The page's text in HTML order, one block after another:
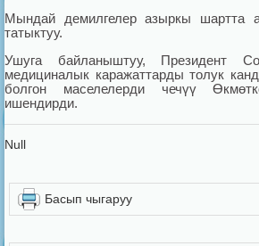
Мындай демилгелер азыркы шартта
татыктуу.
Ушуга байланыштуу, Президент
медициналык каражаттарды толук
болгон маселелерди чечүү
ишендирди.
Null
Басып чыгаруу